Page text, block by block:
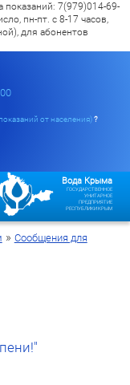
7(979)014-69-
пн-пт. с 8-17 часов,
для абонентов
от населения)?
Вода Крыма
ГОСУДАРСТВЕННОЕ
УНИТАРНОЕ
ПРЕДПРИЯТИЕ
РЕСПУБЛИКИ КРЫМ
» Сообщения для